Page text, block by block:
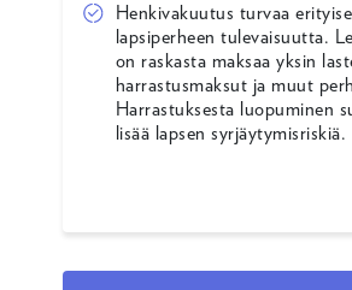
Henkivakuutus turvaa
lapsiperheen tulevaisuutta.
on raskasta maksaa yksin
harrastusmaksut ja muut
Harrastuksesta luopuminen
lisää lapsen syrjäytymisriskiä.